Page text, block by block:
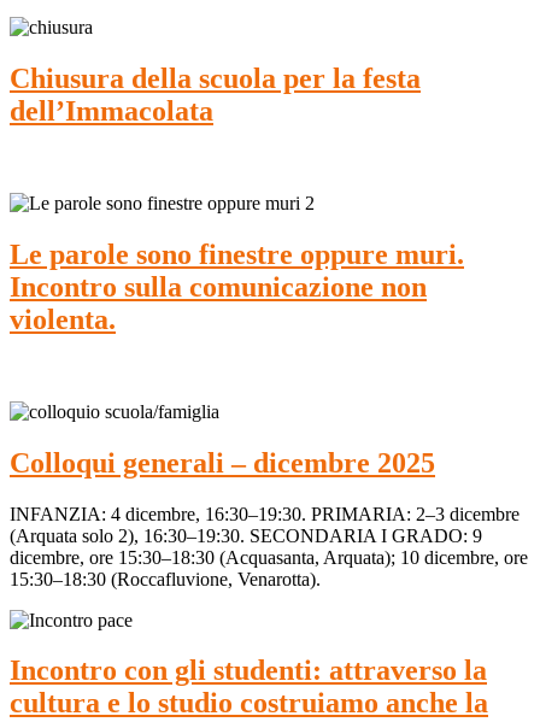
Chiusura della scuola per la festa
dell’Immacolata
Le parole sono finestre oppure muri.
Incontro sulla comunicazione non
violenta.
Colloqui generali – dicembre 2025
INFANZIA: 4 dicembre, 16:30–19:30. PRIMARIA: 2–3 dicembre
(Arquata solo 2), 16:30–19:30. SECONDARIA I GRADO: 9
dicembre, ore 15:30–18:30 (Acquasanta, Arquata); 10 dicembre, ore
15:30–18:30 (Roccafluvione, Venarotta).
Incontro con gli studenti: attraverso la
cultura e lo studio costruiamo anche la